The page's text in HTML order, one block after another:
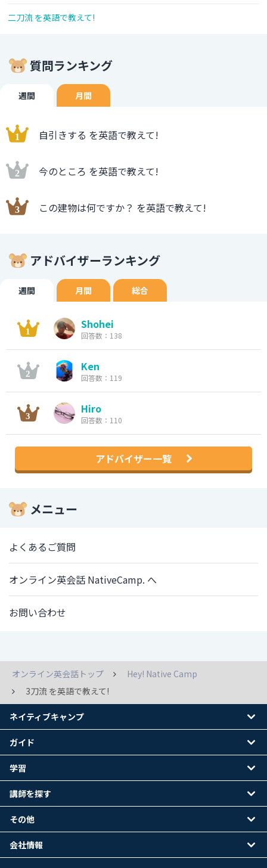
二刀流 を英語で教えて!
質問ランキング
週間 月間
自引きする を英語で教えて!
今のところ を英語で教えて!
この建物は何ですか？ を英語で教えて!
アドバイザーランキング
週間 月間 総合
Shohei
回答数：138
Ken
回答数：119
Hiro
回答数：110
アドバイザー一覧
メニュー
よくあるご質問
オンライン英会話 NativeCamp. へ
お問い合わせ
オンライン英会話トップ
Hey! Native Camp
3刀流 を英語で教えて!
ネイティブキャンプ
ガイド
学習
講師を探す
その他
会社情報